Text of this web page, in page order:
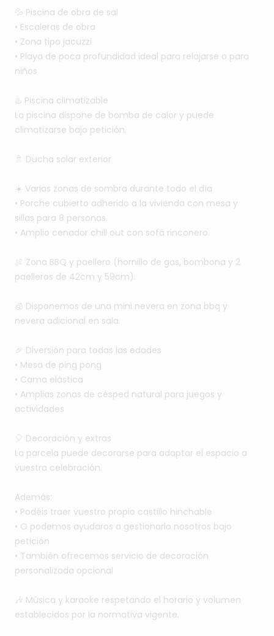
💦 Piscina de obra de sal
•⁠ ⁠Escaleras de obra
•⁠ ⁠Zona tipo jacuzzi
•⁠ ⁠Playa de poca profundidad ideal para relajarse o para
niños
♨️ Piscina climatizable
La piscina dispone de bomba de calor y puede
climatizarse bajo petición.
🚿 Ducha solar exterior
☀️ Varias zonas de sombra durante todo el día
•⁠ ⁠Porche cubierto adherido a la vivienda con mesa y
sillas para 8 personas.
•⁠ ⁠Amplio cenador chill out con sofá rinconero.
🍖 Zona BBQ y paellero (hornillo de gas, bombona y 2
paelleros de 42cm y 59cm).
🧊 Disponemos de una mini nevera en zona bbq y
nevera adicional en sala.
🎉 Diversión para todas las edades
•⁠ ⁠Mesa de ping pong
•⁠ ⁠Cama elástica
•⁠ ⁠Amplias zonas de césped natural para juegos y
actividades
🎈 Decoración y extras
La parcela puede decorarse para adaptar el espacio a
vuestra celebración.
Además:
•⁠ ⁠Podéis traer vuestro propio castillo hinchable
•⁠ ⁠O podemos ayudaros a gestionarlo nosotros bajo
petición
•⁠ ⁠También ofrecemos servicio de decoración
personalizada opcional
🎶 Música y karaoke respetando el horario y volumen
establecidos por la normativa vigente.